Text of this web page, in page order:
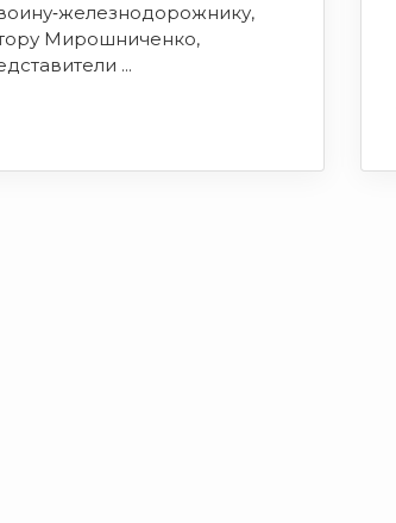
Мирошниченко,
...